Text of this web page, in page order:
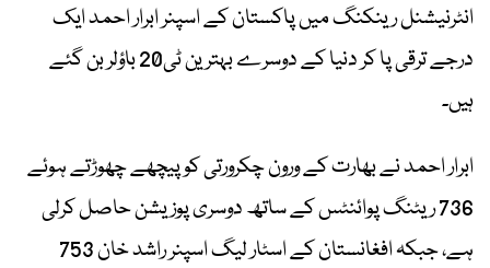
انٹرنیشنل رینکنگ میں پاکستان کے اسپنر ابرار احمد ایک
درجے ترقی پا کر دنیا کے دوسرے بہترین ٹی20 باؤلر بن گئے
ہیں۔
ابرار احمد نے بھارت کے ورون چکرورتی کو پیچھے چھوڑتے ہوئے
736 ریٹنگ پوائنٹس کے ساتھ دوسری پوزیشن حاصل کرلی
ہے، جبکہ افغانستان کے اسٹار لیگ اسپنر راشد خان 753